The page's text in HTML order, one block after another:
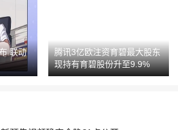
联动
腾讯3亿欧注资育碧最大股东
现持有育碧股份升至9.9%